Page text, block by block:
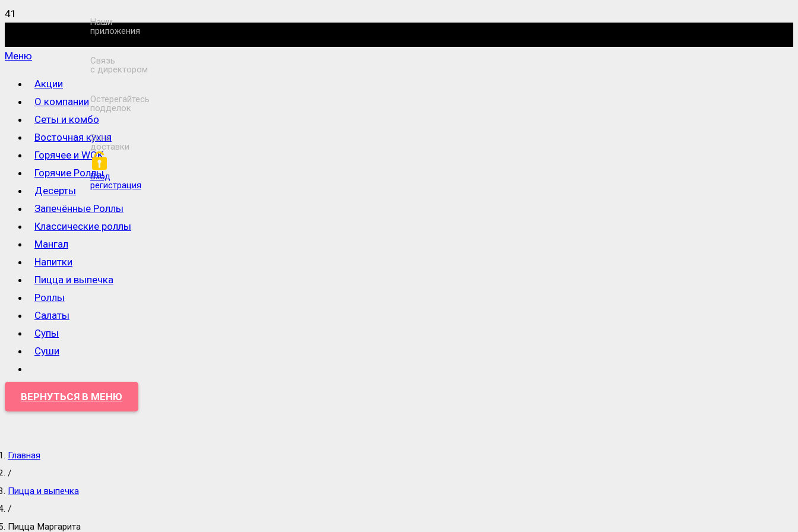
Наши
приложения
Связь
с директором
Остерегайтесь
подделок
Зона
доставки
Вход
регистрация
Меню
Акции
О компании
Сеты и комбо
Восточная кухня
Горячее и WOK
Горячие Роллы
Десерты
Запечённые Роллы
Классические роллы
Мангал
Напитки
Пицца и выпечка
Роллы
Салаты
Супы
Суши
ВЕРНУТЬСЯ В МЕНЮ
Главная
/
Пицца и выпечка
/
Пицца Маргарита